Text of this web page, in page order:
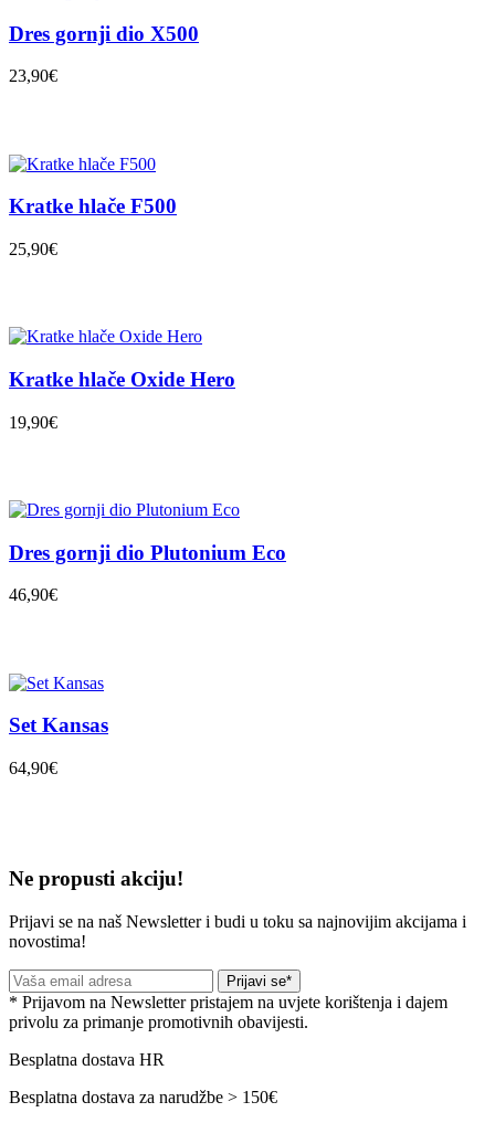
Dres gornji dio X500
23,90€
Kratke hlače F500
25,90€
Kratke hlače Oxide Hero
19,90€
Dres gornji dio Plutonium Eco
46,90€
Set Kansas
64,90€
Ne propusti akciju!
Prijavi se na naš Newsletter i budi u toku sa najnovijim akcijama i
novostima!
Prijavi se*
* Prijavom na Newsletter pristajem na uvjete korištenja i dajem
privolu za primanje promotivnih obavijesti.
Besplatna dostava HR
Besplatna dostava za narudžbe > 150€